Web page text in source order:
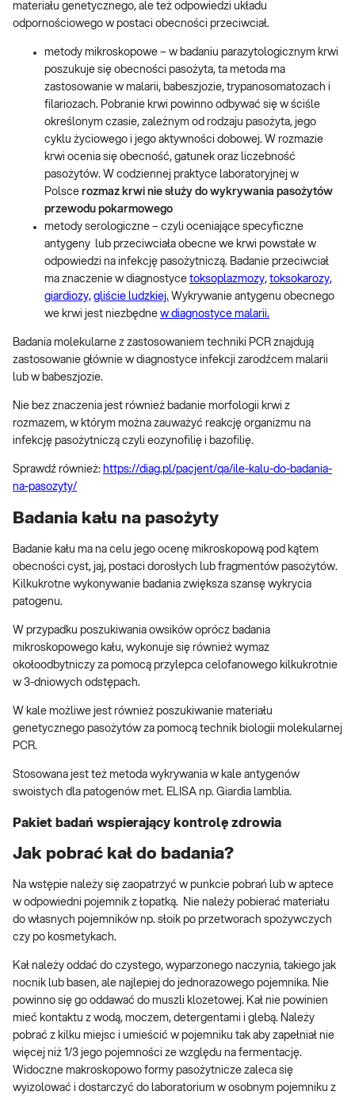
materiału genetycznego, ale też odpowiedzi układu
odpornościowego w postaci obecności przeciwciał.
metody mikroskopowe – w badaniu parazytologicznym krwi
poszukuje się obecności pasożyta, ta metoda ma
zastosowanie w malarii, babeszjozie, trypanosomatozach i
filariozach. Pobranie krwi powinno odbywać się w ściśle
określonym czasie, zależnym od rodzaju pasożyta, jego
cyklu życiowego i jego aktywności dobowej. W rozmazie
krwi ocenia się obecność, gatunek oraz liczebność
pasożytów. W codziennej praktyce laboratoryjnej w
Polsce rozmaz krwi nie służy do wykrywania pasożytów
przewodu pokarmowego
metody serologiczne – czyli oceniające specyficzne
antygeny lub przeciwciała obecne we krwi powstałe w
odpowiedzi na infekcję pasożytniczą. Badanie przeciwciał
ma znaczenie w diagnostyce toksoplazmozy, toksokarozy,
giardiozy, gliście ludzkiej. Wykrywanie antygenu obecnego
we krwi jest niezbędne w diagnostyce malarii.
Badania molekularne z zastosowaniem techniki PCR znajdują
zastosowanie głównie w diagnostyce infekcji zarodźcem malarii
lub w babeszjozie.
Nie bez znaczenia jest również badanie morfologii krwi z
rozmazem, w którym można zauważyć reakcję organizmu na
infekcję pasożytniczą czyli eozynofilię i bazofilię.
Sprawdź również: https://diag.pl/pacjent/qa/ile-kalu-do-badania-
na-pasozyty/
Badania kału na pasożyty
Badanie kału ma na celu jego ocenę mikroskopową pod kątem
obecności cyst, jaj, postaci dorosłych lub fragmentów pasożytów.
Kilkukrotne wykonywanie badania zwiększa szansę wykrycia
patogenu.
W przypadku poszukiwania owsików oprócz badania
mikroskopowego kału, wykonuje się również wymaz
okołoodbytniczy za pomocą przylepca celofanowego kilkukrotnie
w 3-dniowych odstępach.
W kale możliwe jest również poszukiwanie materiału
genetycznego pasożytów za pomocą technik biologii molekularnej
PCR.
Stosowana jest też metoda wykrywania w kale antygenów
swoistych dla patogenów met. ELISA np. Giardia lamblia.
Pakiet badań wspierający kontrolę zdrowia
Jak pobrać kał do badania?
Na wstępie należy się zaopatrzyć w punkcie pobrań lub w aptece
w odpowiedni pojemnik z łopatką. Nie należy pobierać materiału
do własnych pojemników np. słoik po przetworach spożywczych
czy po kosmetykach.
Kał należy oddać do czystego, wyparzonego naczynia, takiego jak
nocnik lub basen, ale najlepiej do jednorazowego pojemnika. Nie
powinno się go oddawać do muszli klozetowej. Kał nie powinien
mieć kontaktu z wodą, moczem, detergentami i glebą. Należy
pobrać z kilku miejsc i umieścić w pojemniku tak aby zapełniał nie
więcej niż 1/3 jego pojemności ze względu na fermentację.
Widoczne makroskopowo formy pasożytnicze zaleca się
wyizolować i dostarczyć do laboratorium w osobnym pojemniku z